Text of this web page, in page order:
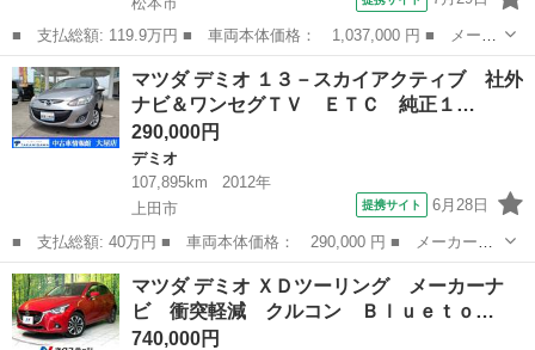
■ 支払総額: 119.9万円 ■ 車両本体価格： 1,037,000 円 ■ メーカ
ー名： マツダ ■ 車種名： デミオ ■ グレード名： ＸＤツーリ
ング Ｌパッケージ メーカーナビ 全周囲カメラ 衝突軽減 シー
トヒータ...
長野 松本市 デミオ
マツダ デミオ １３－スカイアクティブ 社外
ナビ＆ワンセグＴＶ ＥＴＣ 純正１…
290,000円
デミオ
107,895km
2012年
上田市
提携サイト 6月28日
■ 支払総額: 40万円 ■ 車両本体価格： 290,000 円 ■ メーカー
名： マツダ ■ 車種名： デミオ ■ グレード名： １３－スカイ
アクティブ 社外ナビ＆ワンセグＴＶ ＥＴＣ 純正１４インチアル
ミ アイストップ...
長野 上田市 デミオ
マツダ デミオ ＸＤツーリング メーカーナ
ビ 衝突軽減 クルコン Ｂｌｕｅｔｏ…
740,000円